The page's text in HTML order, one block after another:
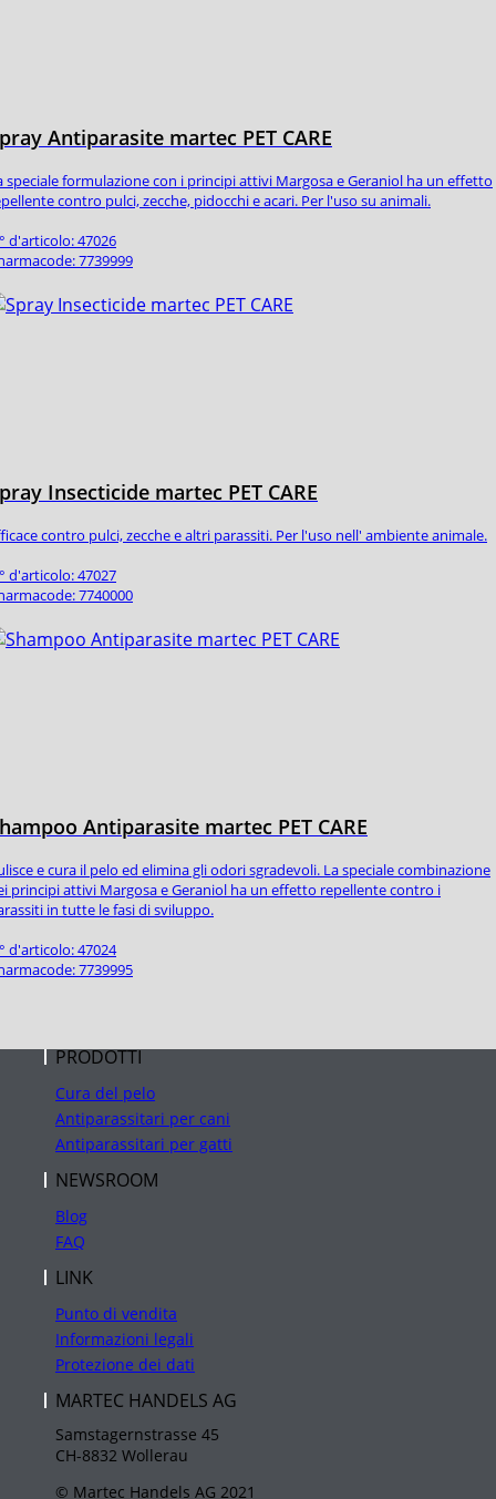
Antiparasite martec PET CARE
speciale formulazione con i principi attivi Margosa e Geraniol ha un effetto
contro pulci, zecche, pidocchi e acari. Per l'uso su animali.
d'articolo: 47026
7739999
Insecticide martec PET CARE
contro pulci, zecche e altri parassiti. Per l'uso nell' ambiente animale.
d'articolo: 47027
7740000
Antiparasite martec PET CARE
e cura il pelo ed elimina gli odori sgradevoli. La speciale combinazione
principi attivi Margosa e Geraniol ha un effetto repellente contro i
in tutte le fasi di sviluppo.
d'articolo: 47024
7739995
PRODOTTI
Cura del pelo
Antiparassitari per cani
Antiparassitari per gatti
NEWSROOM
Blog
FAQ
LINK
Punto di vendita
Informazioni legali
Protezione dei dati
MARTEC HANDELS AG
Samstagernstrasse 45
CH-8832 Wollerau
© Martec Handels AG 2021